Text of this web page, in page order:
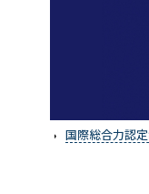
国際総合力認